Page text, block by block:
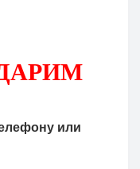
или